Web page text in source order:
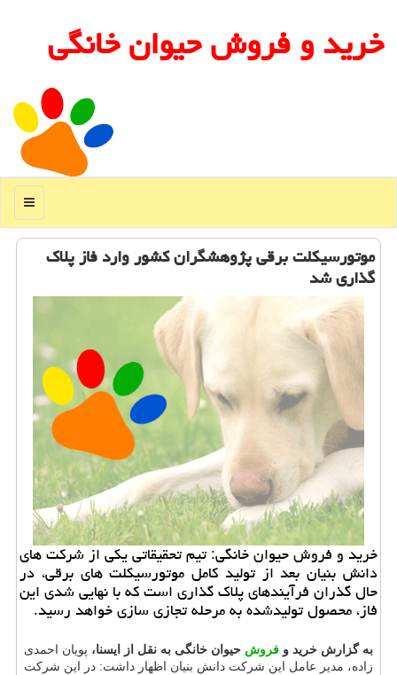
خرید و فروش حیوان خانگی
منو
موتورسیكلت برقی پژوهشگران كشور وارد فاز پلاك
گذاری شد
خرید و فروش حیوان خانگی: تیم تحقیقاتی یكی از شركت های
دانش بنیان بعد از تولید كامل موتورسیكلت های برقی، در
حال گذران فرآیندهای پلاك گذاری است كه با نهایی شدی این
فاز، محصول تولیدشده به مرحله تجازی سازی خواهد رسید.
به گزارش خرید و فروش حیوان خانگی به نقل از ایسنا، پویان احمدی
زاده، مدیر عامل این شرکت دانش بنیان اظهار داشت: در این شرکت